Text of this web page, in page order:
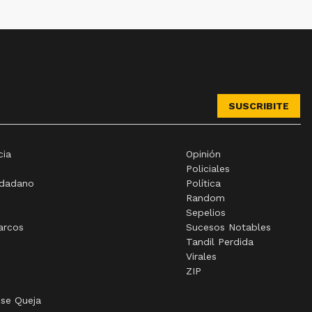
SUSCRIBITE
Queja
Opinión
Policiales
Política
Random
Sepelios
Sucesos Notables
Tandil Perdida
Virales
ZIP